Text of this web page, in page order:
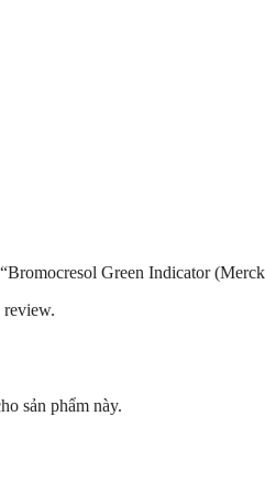
Green Indicator
review.
sản phẩm này.